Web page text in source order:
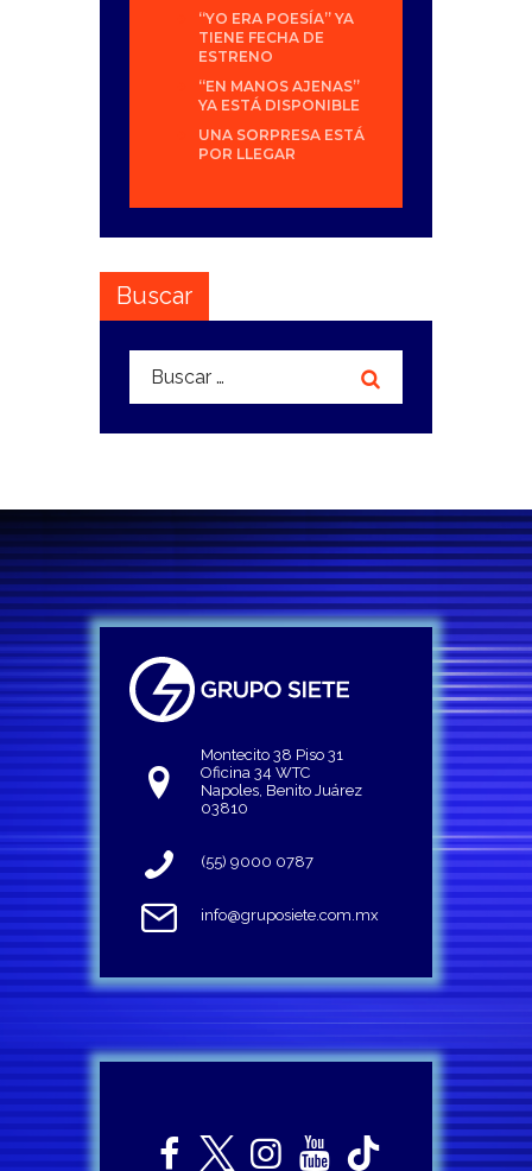
“YO ERA POESÍA” YA
TIENE FECHA DE
ESTRENO
“EN MANOS AJENAS”
YA ESTÁ DISPONIBLE
UNA SORPRESA ESTÁ
POR LLEGAR
Buscar
Buscar:
Montecito 38 Piso 31
Oficina 34 WTC
Napoles, Benito Juárez
03810
(55) 9000 0787
info@gruposiete.com.mx